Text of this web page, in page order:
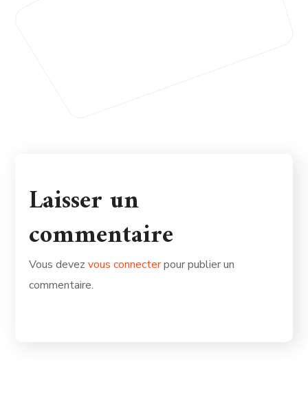
Laisser un
commentaire
Vous devezvous connecterpour publier un
commentaire.